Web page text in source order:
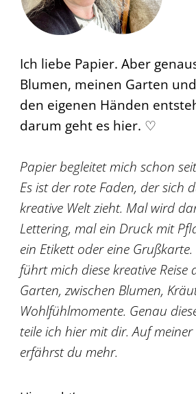
Ich liebe Papier. Aber
Blumen, meinen Garten
den eigenen Händen
darum geht es hier. ♡
Papier begleitet mich schon
Es ist der rote Faden, der sich
kreative Welt zieht. Mal wird
Lettering, mal ein Druck mit
ein Etikett oder eine
führt mich diese kreative Reise
Garten, zwischen Blumen,
Wohlfühlmomente. Genau
teile ich hier mit dir. Auf meiner
erfährst du mehr.